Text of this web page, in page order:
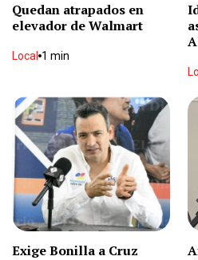
Localizan muerto
Intentaba asaltar
empleados lo
Local 1 min
Un sismo de
de Colombia
Internacional 2 min
Quedan atrapados en
elevador de Walmart
Local 1 min
Exige Bonilla a Cruz